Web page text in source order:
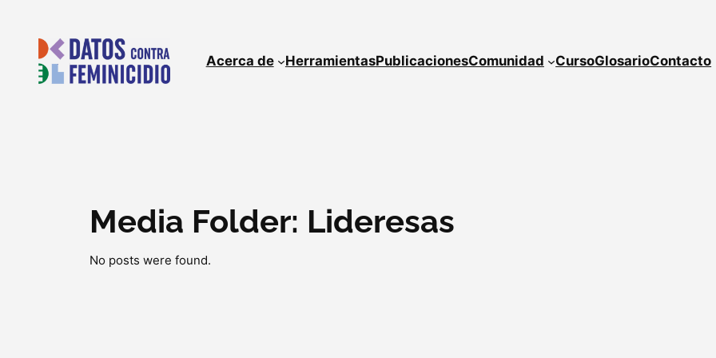
content
Acerca de HerramientasPublicacionesComunidad CursoGlosarioContacto
Media Folder: Lideresas
No posts were found.